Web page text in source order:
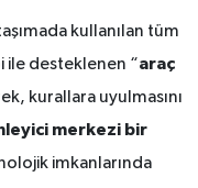
kullanılan tüm
ile desteklenen “araç
kurallara uyulmasını
merkezi bir
imkanlarında